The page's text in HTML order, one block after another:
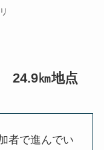
24.9㎞地点
者で進んでい